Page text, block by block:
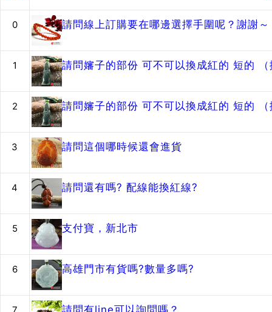
0 請問線上訂購要在哪邊選擇手圍呢？謝謝～
1 請問嬸子的部份 可不可以換成紅的 短的
2 請問嬸子的部份 可不可以換成紅的 短的
3 請問這個哪時候還會進貨
4 請問還有嗎? 配線能換紅線?
5 支付寶，新北市
6 高雄門市有貨嗎?數量多嗎?